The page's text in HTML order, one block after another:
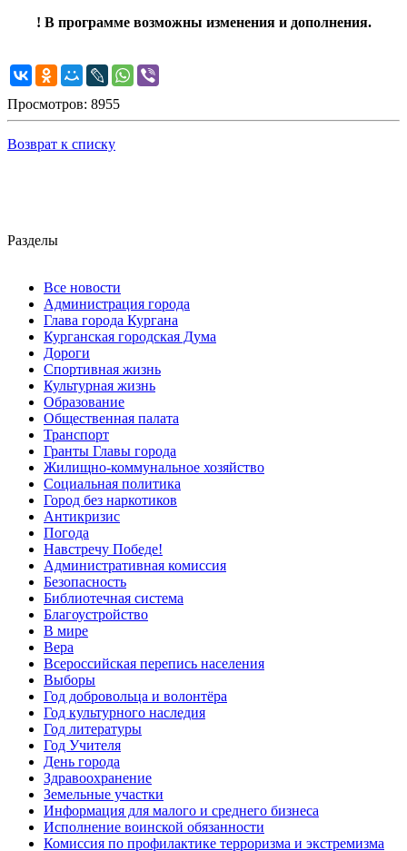
! В программе возможны изменения и дополнения.
Просмотров: 8955
Возврат к списку
Разделы
Все новости
Администрация города
Глава города Кургана
Курганская городская Дума
Дороги
Спортивная жизнь
Культурная жизнь
Образование
Общественная палата
Транспорт
Гранты Главы города
Жилищно-коммунальное хозяйство
Социальная политика
Город без наркотиков
Антикризис
Погода
Навстречу Победе!
Административная комиссия
Безопасность
Библиотечная система
Благоустройство
В мире
Вера
Всероссийская перепись населения
Выборы
Год добровольца и волонтёра
Год культурного наследия
Год литературы
Год Учителя
День города
Здравоохранение
Земельные участки
Информация для малого и среднего бизнеса
Исполнение воинской обязанности
Комиссия по профилактике терроризма и экстремизма